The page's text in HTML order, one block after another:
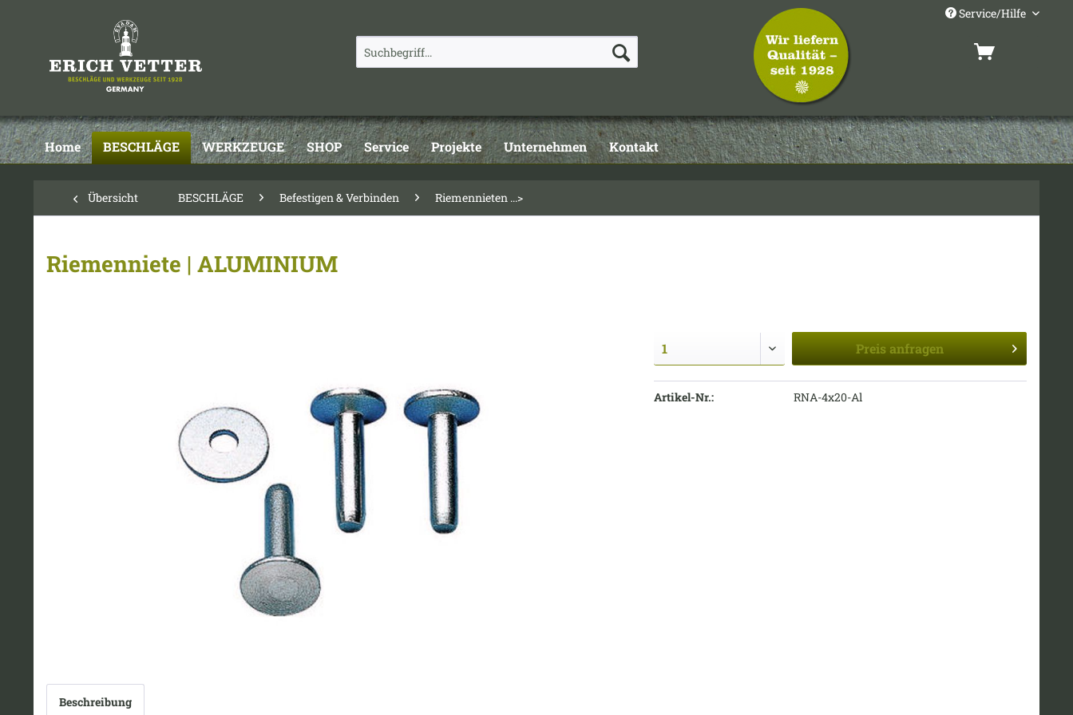
Service/Hilfe
Home BESCHLÄGE WERKZEUGE SHOP Service Projekte Unternehmen Kontakt
Übersicht BESCHLÄGE Befestigen & Verbinden Riemennieten ...>
Riemenniete | ALUMINIUM
Preis anfragen
Artikel-Nr.: RNA-4x20-Al
Beschreibung